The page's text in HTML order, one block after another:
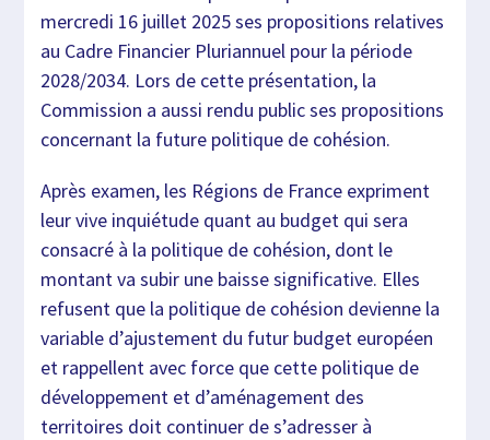
mercredi 16 juillet 2025 ses propositions relatives
au Cadre Financier Pluriannuel pour la période
2028/2034. Lors de cette présentation, la
Commission a aussi rendu public ses propositions
concernant la future politique de cohésion.
Après examen, les Régions de France expriment
leur vive inquiétude quant au budget qui sera
consacré à la politique de cohésion, dont le
montant va subir une baisse significative. Elles
refusent que la politique de cohésion devienne la
variable d’ajustement du futur budget européen
et rappellent avec force que cette politique de
développement et d’aménagement des
territoires doit continuer de s’adresser à